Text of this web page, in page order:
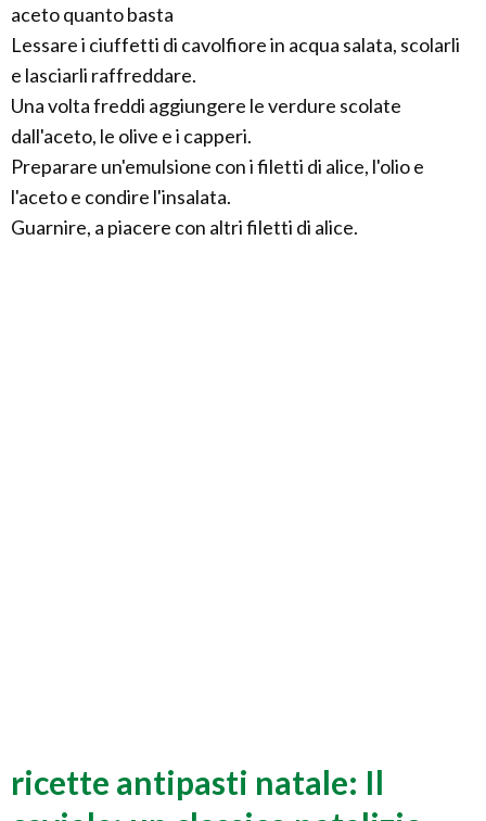
aceto quanto basta
Lessare i ciuffetti di cavolfiore in acqua salata, scolarli
e lasciarli raffreddare.
Una volta freddi aggiungere le verdure scolate
dall'aceto, le olive e i capperi.
Preparare un'emulsione con i filetti di alice, l'olio e
l'aceto e condire l'insalata.
Guarnire, a piacere con altri filetti di alice.
ricette antipasti natale: Il